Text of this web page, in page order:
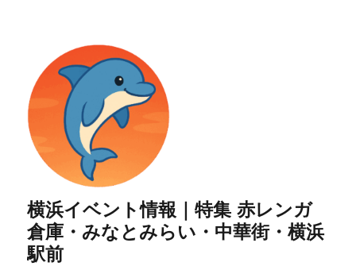
横浜イベント情報｜特集 赤レンガ
倉庫・みなとみらい・中華街・横浜
駅前